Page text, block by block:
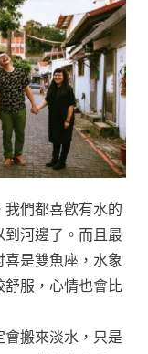
我們都喜歡有水的
河邊了。而且最
是雙魚座，水象
舒服，心情也會比
會搬來淡水，只是